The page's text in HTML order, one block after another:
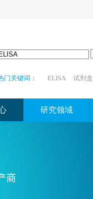
门关键词： ELISA 试剂盒
研究领域